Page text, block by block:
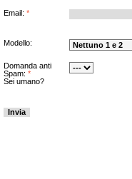
Email: *
Modello:
Domanda anti
Spam: *
Sei umano?